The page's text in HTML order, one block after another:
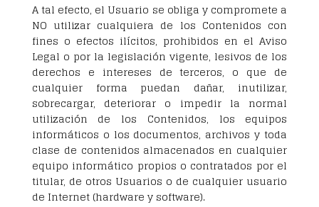
A tal efecto, el Usuario se obliga y compromete a
NO utilizar cualquiera de los Contenidos con
fines o efectos ilícitos, prohibidos en el Aviso
Legal o por la legislación vigente, lesivos de los
derechos e intereses de terceros, o que de
cualquier forma puedan dañar, inutilizar,
sobrecargar, deteriorar o impedir la normal
utilización de los Contenidos, los equipos
informáticos o los documentos, archivos y toda
clase de contenidos almacenados en cualquier
equipo informático propios o contratados por el
titular, de otros Usuarios o de cualquier usuario
de Internet (hardware y software).